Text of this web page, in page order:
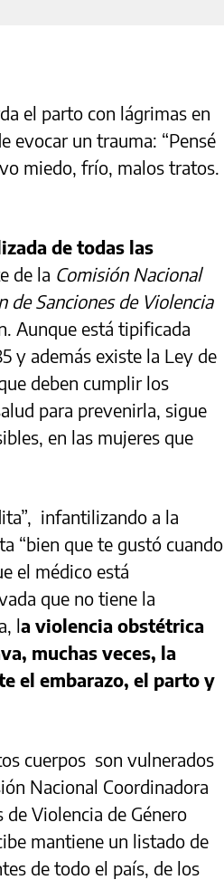
el parto con lágrimas en
evocar un trauma: “Pensé
miedo, frío, malos tratos.
de todas las
de la Comisión Nacional
de Sanciones de Violencia
Aunque está tipificada
y además existe la Ley de
deben cumplir los
para prevenirla, sigue
en las mujeres que
infantilizando a la
“bien que te gustó cuando
el médico está
que no tiene la
la violencia obstétrica
muchas veces, la
el embarazo, el parto y
cuerpos son vulnerados
Nacional Coordinadora
de Violencia de Género
mantiene un listado de
de todo el país, de los